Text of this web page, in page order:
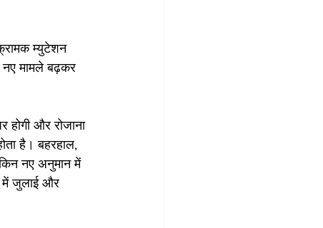
म्युटेशन
मामले बढ़कर
और रोजाना
है। बहरहाल,
नए अनुमान में
में जुलाई और